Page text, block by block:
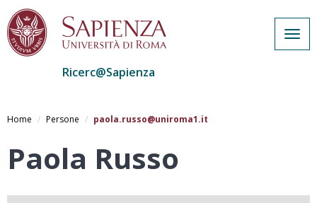
al
Ricerc@Sapienza
Home Persone paola.russo@uniroma1.it
Paola Russo